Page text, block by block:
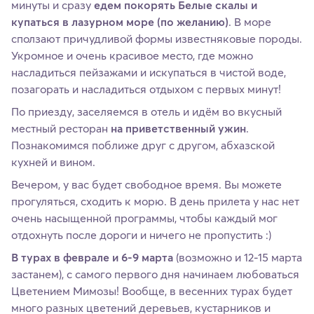
минуты и сразу едем покорять Белые скалы и
купаться в лазурном море (по желанию). В море
сползают причудливой формы известняковые породы.
Укромное и очень красивое место, где можно
насладиться пейзажами и искупаться в чистой воде,
позагорать и насладиться отдыхом с первых минут!
По приезду, заселяемся в отель и идём во вкусный
местный ресторан на приветственный ужин.
Познакомимся поближе друг с другом, абхазской
кухней и вином.
Вечером, у вас будет свободное время. Вы можете
прогуляться, сходить к морю. В день прилета у нас нет
очень насыщенной программы, чтобы каждый мог
отдохнуть после дороги и ничего не пропустить :)
В турах в феврале и 6-9 марта (возможно и 12-15 марта
застанем), с самого первого дня начинаем любоваться
Цветением Мимозы! Вообще, в весенних турах будет
много разных цветений деревьев, кустарников и